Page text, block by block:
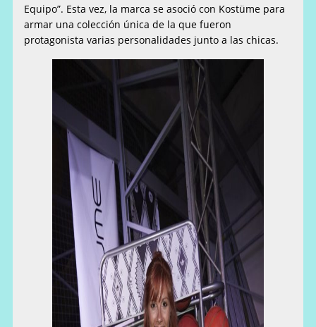
Equipo”. Esta vez, la marca se asoció con Kostüme para
armar una colección única de la que fueron
protagonista varias personalidades junto a las chicas.